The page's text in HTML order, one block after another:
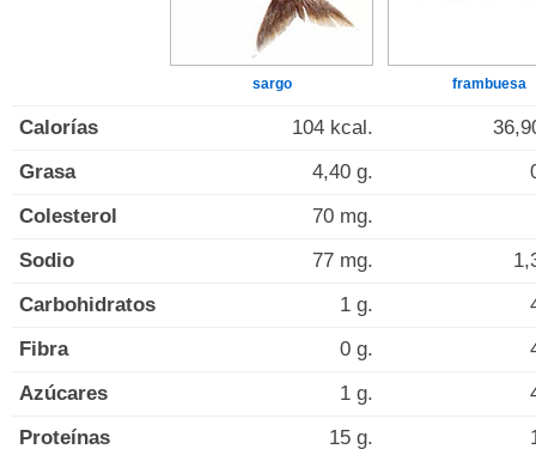
sargo frambuesa
Calorías 104 kcal.
Grasa
4,40 g.
Colesterol
70 mg.
Sodio
77 mg.
Carbohidratos
1 g.
Fibra
0 g.
Azúcares
1 g.
Proteínas
15 g.